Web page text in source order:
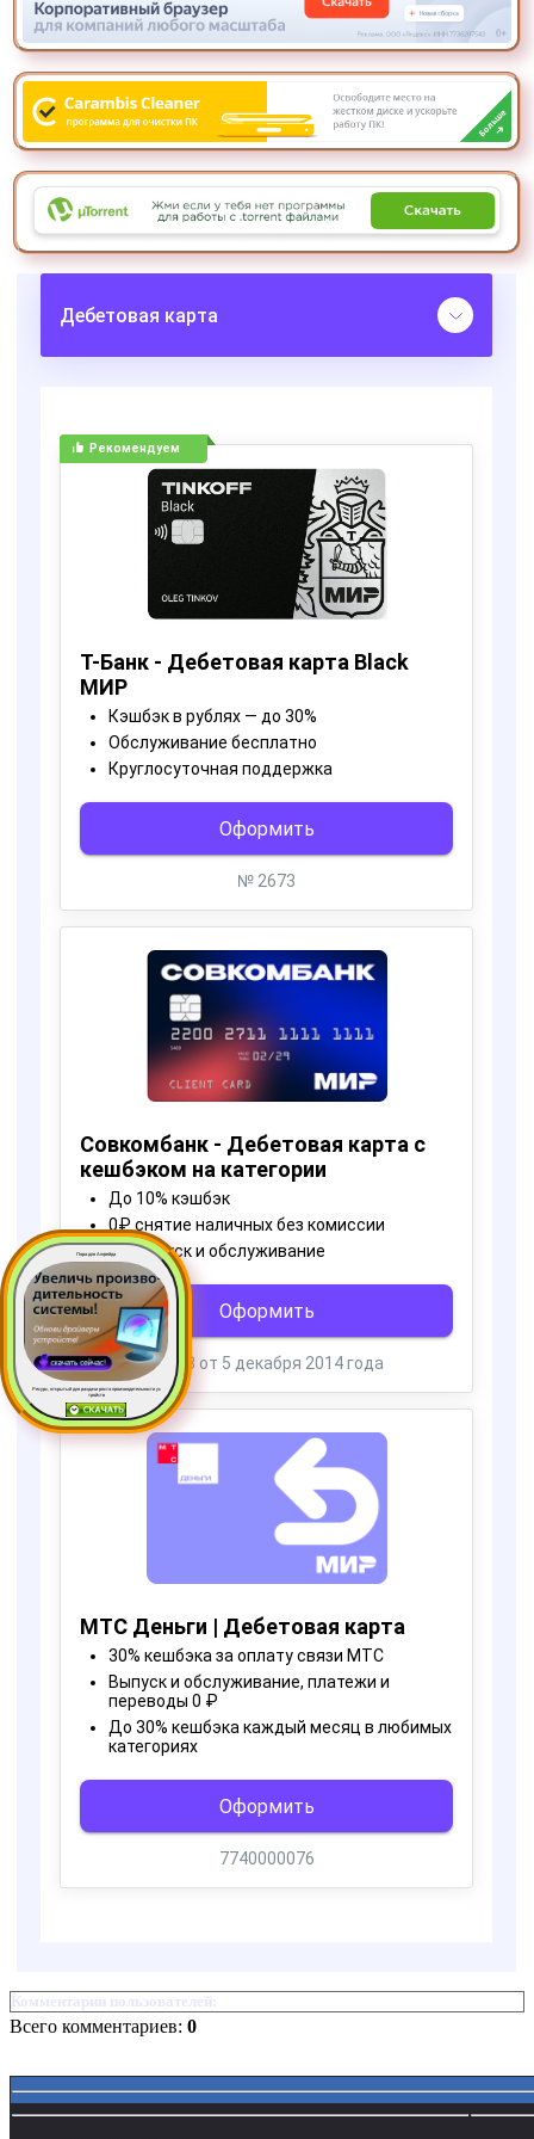
Пора для Апгрейда
Ресурс, открытый для раздачи роста производительности ус
тройств
Комментарии пользователей:
Всего комментариев: 0